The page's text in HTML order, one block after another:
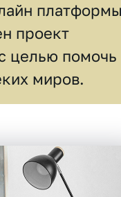
проект
целью помочь
миров.